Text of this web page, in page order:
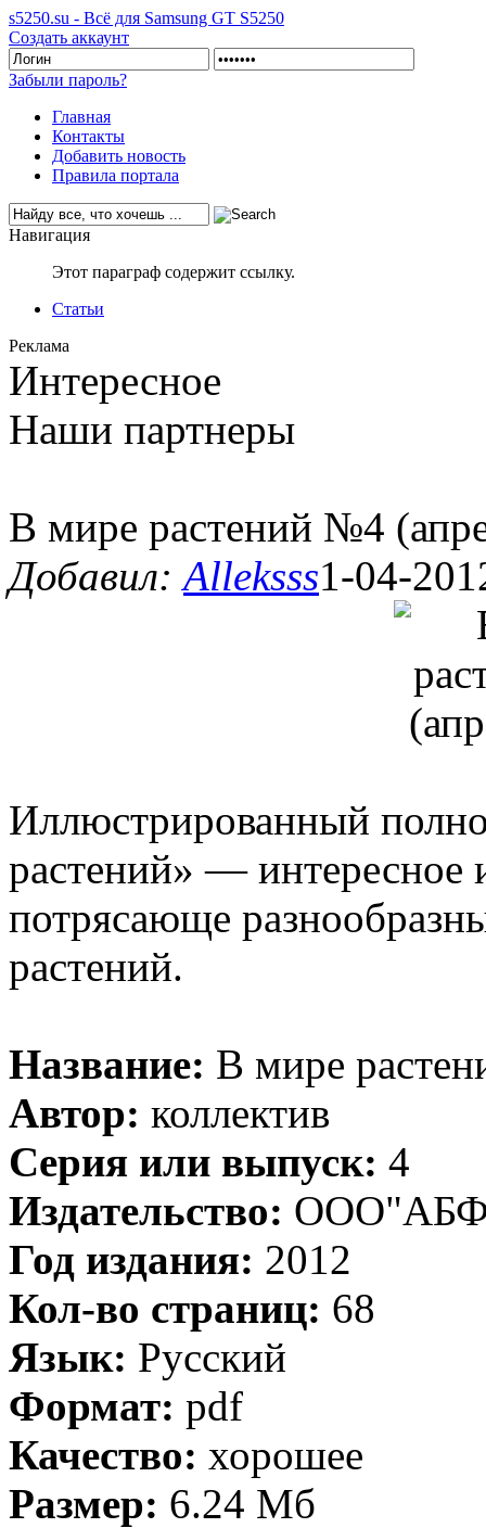
s5250.su - Всё для Samsung GT S5250
Создать аккаунт
Забыли пароль?
Главная
Контакты
Добавить новость
Правила портала
Навигация
Этот параграф содержит ссылку.
Статьи
Реклама
Интересное
Наши партнеры
В мире растений №4
Добавил:Alleksss1-04-
Иллюстрированный
растений» — интересное
потрясающе
растений.
Название: В мире
Автор: коллектив
Серия или выпуск: 4
Издательство:
Год издания: 2012
Кол-во страниц: 68
Язык: Русский
Формат: pdf
Качество: хорошее
Размер: 6.24 Мб